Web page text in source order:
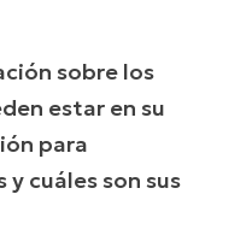
sobre los
estar en su
para
cuáles son sus